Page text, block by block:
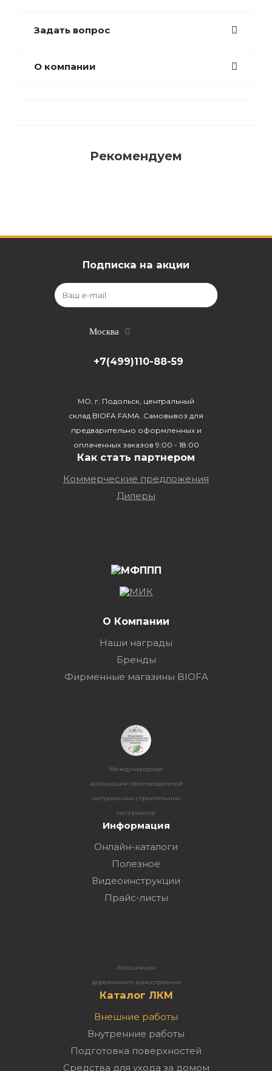
Задать вопрос
О компании
Рекомендуем
Подписка на акции
Москва
+7(499)110-88-59
МО, г. Подольск, центральный
склад BIOFA FAMA. Самовывоз для
предварительно оформленных и
оплаченных заказов 9:00 - 18:00
Как стать партнером
Коммерческие предложения
Дилеры
О Компании
Наши награды
Бренды
Фирменные магазины BIOFA
Международная
ассоциация производителей
натуральных строительных
материалов
Информация
Онлайн-каталоги
Полезное
Видеоинструкции
Прайс-листы
Ассоциация
деревянного домостроения
Каталог ЛКМ
Внешние работы
Внутренние работы
Подготовка поверхностей
Средства для ухода за домом